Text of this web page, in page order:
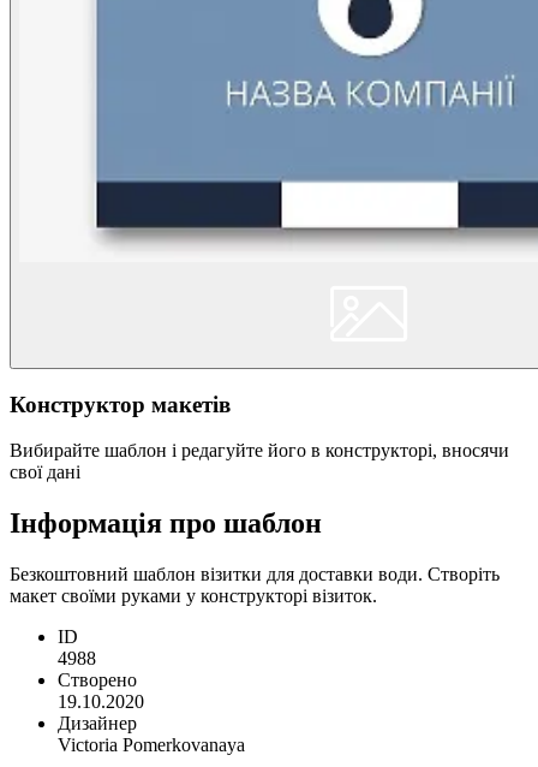
Конструктор макетів
Вибирайте шаблон і редагуйте його в конструкторі, вносячи
свої дані
Інформація про шаблон
Безкоштовний шаблон візитки для доставки води. Створіть
макет своїми руками у конструкторі візиток.
ID
4988
Створено
19.10.2020
Дизайнер
Victoria Pomerkovanaya